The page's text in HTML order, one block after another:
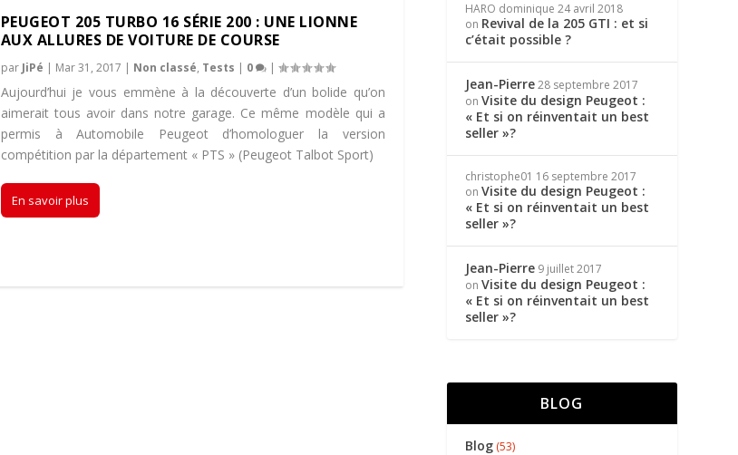
PEUGEOT 205 TURBO 16 SÉRIE 200 : UNE LIONNE
AUX ALLURES DE VOITURE DE COURSE
par JiPé | Mar 31, 2017 | Non classé, Tests | 0 |
Aujourd’hui je vous emmène à la découverte d’un bolide qu’on
aimerait tous avoir dans notre garage. Ce même modèle qui a
permis à Automobile Peugeot d’homologuer la version
compétition par la département « PTS » (Peugeot Talbot Sport)
En savoir plus
HARO dominique 24 avril 2018
on Revival de la 205 GTI : et si
c’était possible ?
Jean-Pierre28 septembre 2017
on Visite du design Peugeot :
« Et si on réinventait un best
seller »?
christophe01 16 septembre 2017
on Visite du design Peugeot :
« Et si on réinventait un best
seller »?
Jean-Pierre 9 juillet 2017
on Visite du design Peugeot :
« Et si on réinventait un best
seller »?
BLOG
Blog(53)